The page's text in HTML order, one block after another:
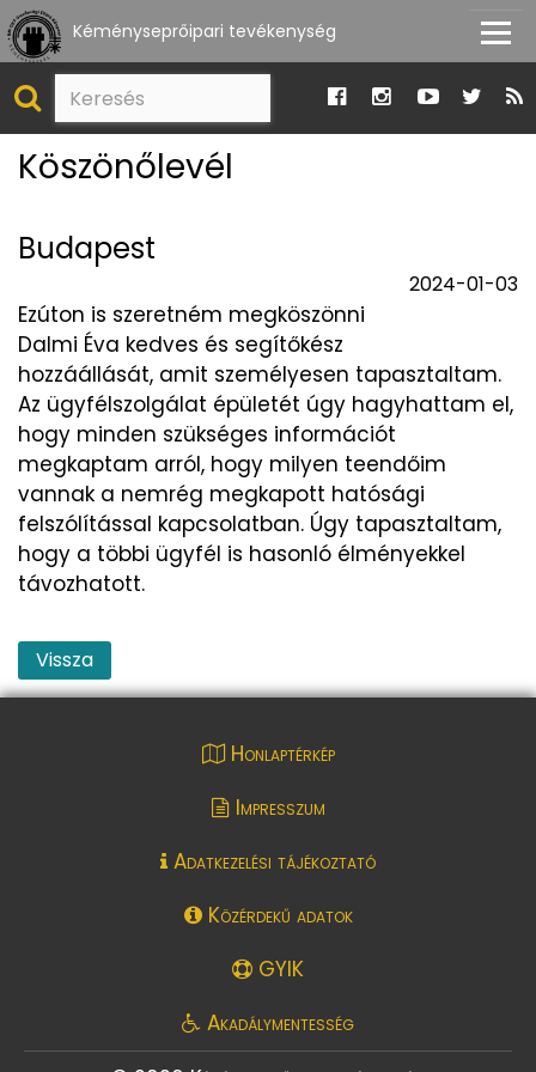
Kéményseprőipari tevékenység
Köszönőlevél
Budapest
2024-01-03
Ezúton is szeretném megköszönni
Dalmi Éva kedves és segítőkész
hozzáállását, amit személyesen tapasztaltam.
Az ügyfélszolgálat épületét úgy hagyhattam el,
hogy minden szükséges információt
megkaptam arról, hogy milyen teendőim
vannak a nemrég megkapott hatósági
felszólítással kapcsolatban. Úgy tapasztaltam,
hogy a többi ügyfél is hasonló élményekkel
távozhatott.
Vissza
Honlaptérkép
Impresszum
Adatkezelési tájékoztató
Közérdekű adatok
GYIK
Akadálymentesség